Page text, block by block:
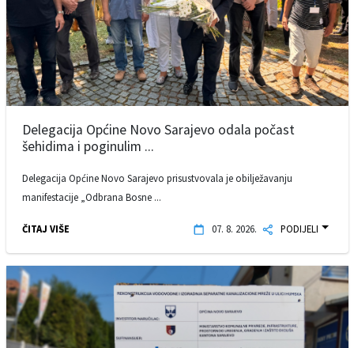
Delegacija Općine Novo Sarajevo odala počast
šehidima i poginulim ...
Delegacija Općine Novo Sarajevo prisustvovala je obilježavanju
manifestacije „Odbrana Bosne ...
ČITAJ VIŠE 07. 8. 2026. PODIJELI